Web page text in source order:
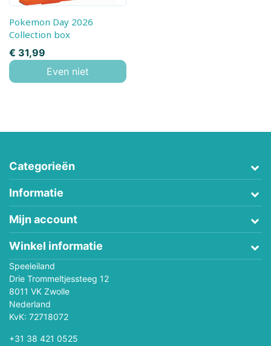
Pokemon Day 2026
Collection box
Prijs
€ 31,99
Even niet
Categorieën
Informatie
Mijn account
Winkel informatie
Speeleiland
Drie Trommeltjessteeg 12
8011 VK Zwolle
Nederland
KvK: 72718072
+31 38 421 0525